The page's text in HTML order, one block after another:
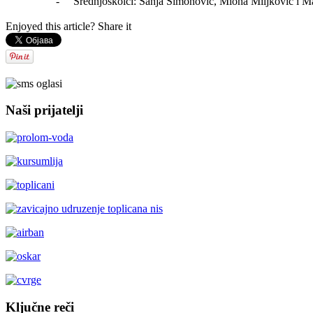
AdmirorGallery 5.2.0, author/s Vasiljevski &
Enjoyed this article? Share it
Naši prijatelji
Ključne reči